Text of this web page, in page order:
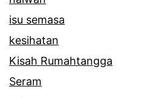
isu semasa
kesihatan
Kisah Rumahtangga
Seram